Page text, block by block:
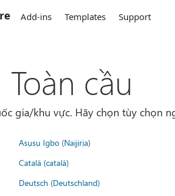
Add-ins Templates Support
cầu
gia/khu vực. Hãy chọn tùy chọn
Asụsụ Igbo (Naịjịrịa)
Català (català)
Deutsch (Deutschland)